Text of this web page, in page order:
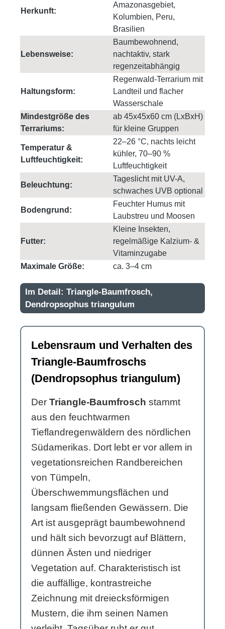
Herkunft:
Amazonasgebiet,
Kolumbien, Peru,
Brasilien
Lebensweise:
Baumbewohnend,
nachtaktiv, stark
regenzeitabhängig
Haltungsform:
Regenwald-Terrarium mit
Landteil und flacher
Wasserschale
Mindestgröße des
Terrariums:
ab 45x45x60 cm (LxBxH)
für kleine Gruppen
Temperatur &
Luftfeuchtigkeit:
22–26 °C, nachts leicht
kühler, 70–90 %
Luftfeuchtigkeit
Beleuchtung:
Tageslicht mit UV-A,
schwaches UVB optional
Bodengrund:
Feuchter Humus mit
Laubstreu und Moosen
Futter:
Kleine Insekten,
regelmäßige Kalzium- &
Vitaminzugabe
Maximale Größe:
ca. 3–4 cm
Im Detail: Triangle-Baumfrosch,
Dendropsophus triangulum
Lebensraum und Verhalten des
Triangle-Baumfroschs
(Dendropsophus triangulum)
Der Triangle-Baumfrosch stammt
aus den feuchtwarmen
Tieflandregenwäldern des nördlichen
Südamerikas. Dort lebt er vor allem in
vegetationsreichen Randbereichen
von Tümpeln,
Überschwemmungsflächen und
langsam fließenden Gewässern. Die
Art ist ausgeprägt baumbewohnend
und hält sich bevorzugt auf Blättern,
dünnen Ästen und niedriger
Vegetation auf. Charakteristisch ist
die auffällige, kontrastreiche
Zeichnung mit dreiecksförmigen
Mustern, die ihm seinen Namen